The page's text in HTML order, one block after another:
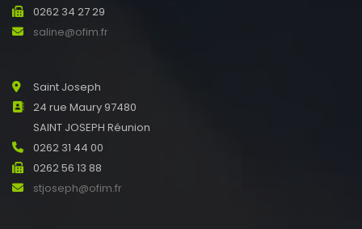
0262 34 27 29
saline@ofim.fr
Saint Joseph
24 rue Maury 97480
SAINT JOSEPH Réunion
0262 31 44 00
0262 56 13 88
stjoseph@ofim.fr